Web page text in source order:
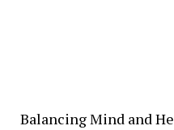
Balancing Mind and